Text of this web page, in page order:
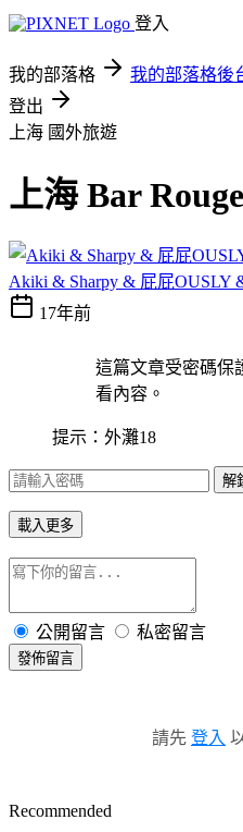
登入
我的部落格 我的部落格後
登出
上海 國外旅遊
上海 Bar Rouge
Akiki & Sharpy & 屁屁OUSLY
17年前
這篇文章受密碼保
看內容。
提示：外灘18
解
載入更多
公開留言 私密留言
發佈留言
請先 登入
Recommended